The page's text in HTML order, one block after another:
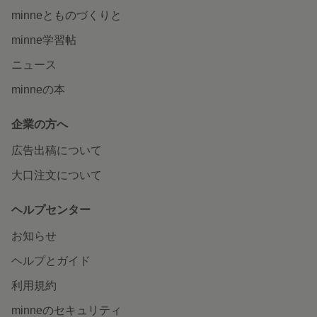
minneとものづくりと
minne学習帖
ニュース
minneの本
企業の方へ
広告出稿について
大口注文について
ヘルプセンター
お知らせ
ヘルプとガイド
利用規約
minneのセキュリティ